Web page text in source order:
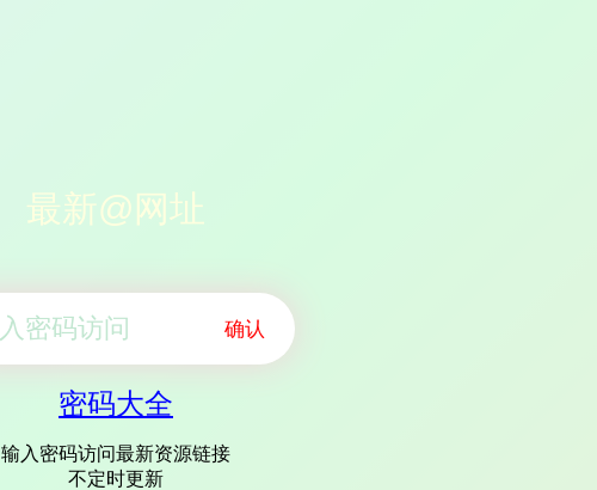
最新@网址
确认
密码大全
输入密码访问最新资源链接
不定时更新